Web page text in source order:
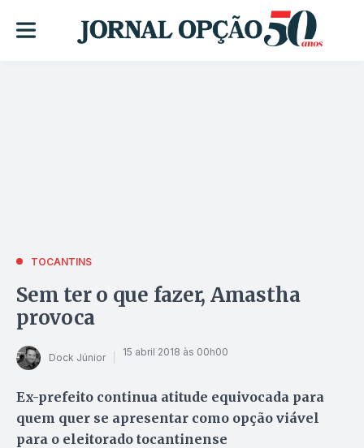
TOCANTINS
Sem ter o que fazer, Amastha
provoca
Dock Júnior 15 abril 2018 às 00h00
Ex-prefeito continua atitude equivocada para
quem quer se apresentar como opção viável
para o eleitorado tocantinense